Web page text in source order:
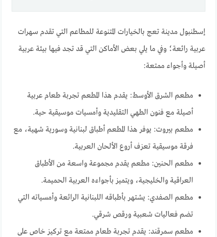
إسطنبول مدينة تعج بالخيارات المتنوعة للمطاعم التي تقدم سهرات
عربية رائعة؛ وفي ما يلي بعض الأماكن التي قد تجد فيها بيئة عربية
أصيلة وأجواء ممتعة:
مطعم الشرق الأوسط: يقدم هذا المطعم تجربة طعام عربية
أصيلة مع فنون الطهي التقليدية وأمسيات موسيقية حية.
مطعم بيروت: يوفر هذا المطعم أطباق لبنانية وسورية شهية، مع
فرقة موسيقية تعزف أروع الألحان العربية.
مطعم الحنين: مطعم يقدم مجموعة واسعة من الأطباق
العراقية والخليجية، ويتميز بأجواءه العربية الحميمة.
مطعم الصفدي: يشتهر بأطباقه اللبنانية الرائعة وأمسياته التي
تضم فعاليات شعبية ورقص شرقي.
مطعم سمرقند: يقدم تجربة طعام ممتعة مع تركيز خاص على